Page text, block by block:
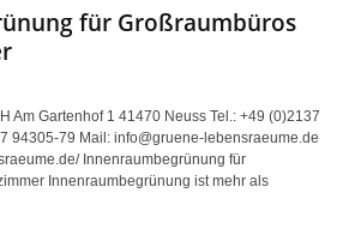
für Großraumbüros
Am Gartenhof 1 41470 Neuss Tel.: +49 (0)2137
94305-79 Mail: info@gruene-lebensraeume.de
Innenraumbegrünung für
Innenraumbegrünung ist mehr als